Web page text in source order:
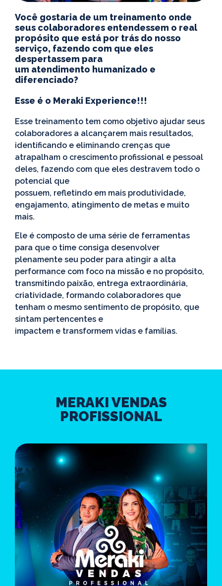
Você gostaria de um treinamento onde
seus colaboradores entendessem o real
propósito que está por trás do nosso
serviço, fazendo com que eles
despertassem para
um atendimento humanizado e
diferenciado?
Esse é o Meraki Experience!!!
Esse treinamento tem como objetivo ajudar seus
colaboradores a alcançarem mais resultados,
identificando e eliminando crenças que
atrapalham o crescimento profissional e pessoal
deles, fazendo com que eles destravem todo o
potencial que
possuem, refletindo em mais produtividade,
engajamento, atingimento de metas e muito
mais.
Ele é composto de uma série de ferramentas
para que o time consiga desenvolver
plenamente seu poder para atingir a alta
performance com foco na missão e no propósito,
transmitindo paixão, entrega extraordinária,
criatividade, formando colaboradores que
tenham o mesmo sentimento de propósito, que
sintam pertencentes e
impactem e transformem vidas e famílias.
MERAKI VENDAS
PROFISSIONAL